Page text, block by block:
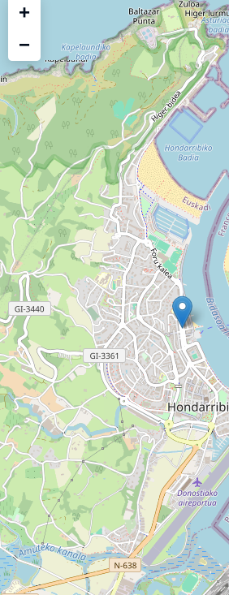
+
−